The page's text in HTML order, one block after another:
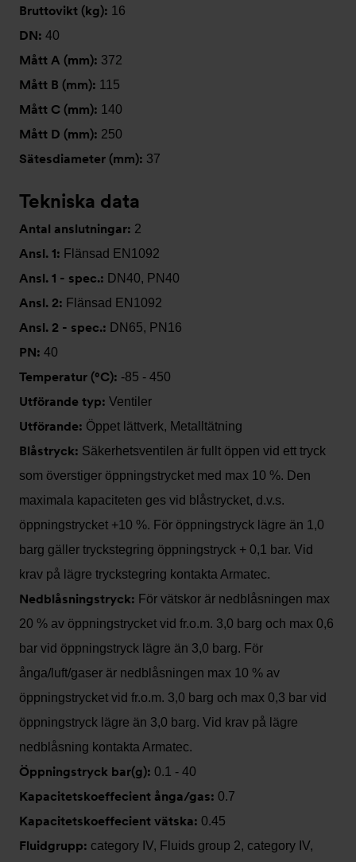
Bruttovikt (kg): 16
DN: 40
Mått A (mm): 372
Mått B (mm): 115
Mått C (mm): 140
Mått D (mm): 250
Sätesdiameter (mm): 37
Tekniska data
Antal anslutningar: 2
Ansl. 1: Flänsad EN1092
Ansl. 1 - spec.: DN40, PN40
Ansl. 2: Flänsad EN1092
Ansl. 2 - spec.: DN65, PN16
PN: 40
Temperatur (°C): -85 - 450
Utförande typ: Ventiler
Utförande: Öppet lättverk, Metalltätning
Blåstryck: Säkerhetsventilen är fullt öppen vid ett tryck
som överstiger öppningstrycket med max 10 %. Den
maximala kapaciteten ges vid blåstrycket, d.v.s.
öppningstrycket +10 %. För öppningstryck lägre än 1,0
barg gäller tryckstegring öppningstryck + 0,1 bar. Vid
krav på lägre tryckstegring kontakta Armatec.
Nedblåsningstryck: För vätskor är nedblåsningen max
20 % av öppningstrycket vid fr.o.m. 3,0 barg och max 0,6
bar vid öppningstryck lägre än 3,0 barg. För
ånga/luft/gaser är nedblåsningen max 10 % av
öppningstrycket vid fr.o.m. 3,0 barg och max 0,3 bar vid
öppningstryck lägre än 3,0 barg. Vid krav på lägre
nedblåsning kontakta Armatec.
Öppningstryck bar(g): 0.1 - 40
Kapacitetskoeffecient ånga/gas: 0.7
Kapacitetskoeffecient vätska: 0.45
Fluidgrupp: category IV, Fluids group 2, category IV,